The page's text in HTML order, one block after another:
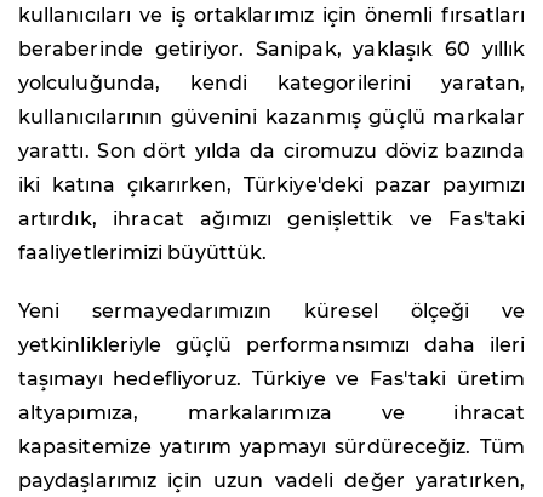
kullanıcıları ve iş ortaklarımız için önemli fırsatları
beraberinde getiriyor. Sanipak, yaklaşık 60 yıllık
yolculuğunda, kendi kategorilerini yaratan,
kullanıcılarının güvenini kazanmış güçlü markalar
yarattı. Son dört yılda da ciromuzu döviz bazında
iki katına çıkarırken, Türkiye'deki pazar payımızı
artırdık, ihracat ağımızı genişlettik ve Fas'taki
faaliyetlerimizi büyüttük.
Yeni sermayedarımızın küresel ölçeği ve
yetkinlikleriyle güçlü performansımızı daha ileri
taşımayı hedefliyoruz. Türkiye ve Fas'taki üretim
altyapımıza, markalarımıza ve ihracat
kapasitemize yatırım yapmayı sürdüreceğiz. Tüm
paydaşlarımız için uzun vadeli değer yaratırken,